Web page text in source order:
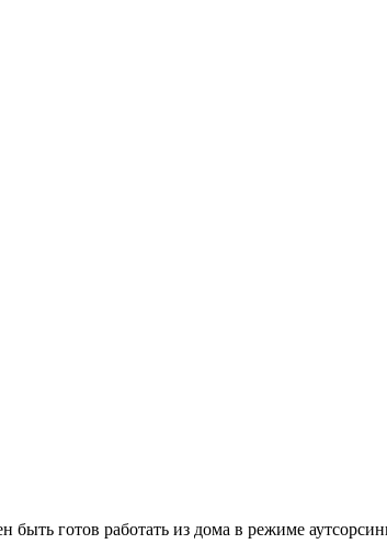
готов работать из дома в режиме